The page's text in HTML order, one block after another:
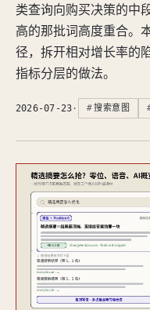
类查询向购买决策的中
高的那批词高度重合。
径，拆开相对增长率的
指标分层的做法。
2026-07-23 · 搜索意图